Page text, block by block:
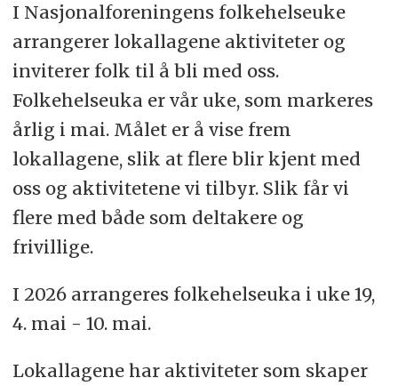
I Nasjonalforeningens folkehelseuke
arrangerer lokallagene aktiviteter og
inviterer folk til å bli med oss.
Folkehelseuka er vår uke, som markeres
årlig i mai. Målet er å vise frem
lokallagene, slik at flere blir kjent med
oss og aktivitetene vi tilbyr. Slik får vi
flere med både som deltakere og
frivillige.
I 2026 arrangeres folkehelseuka i uke 19,
4. mai - 10. mai.
Lokallagene har aktiviteter som skaper